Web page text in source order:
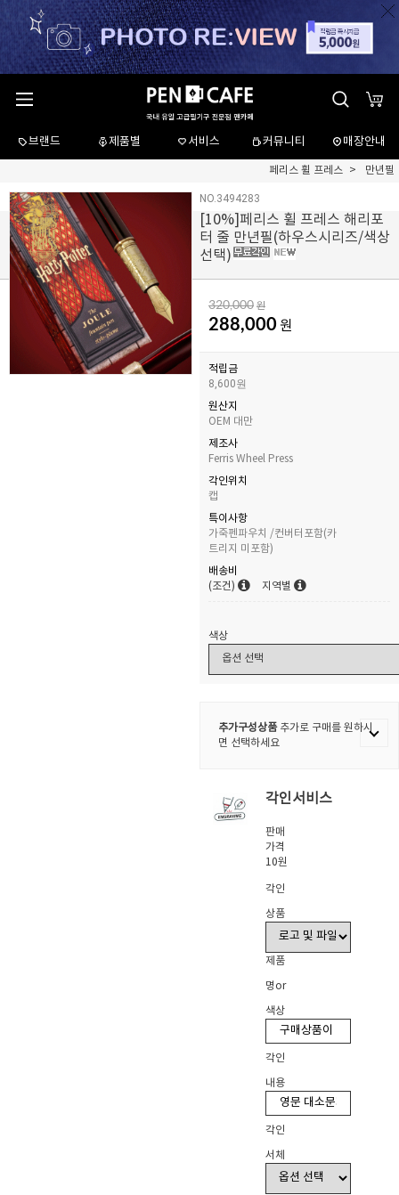
브랜드 제품별 서비스 커뮤니티 매장안내
페리스 휠 프레스 만년필
NO.3494283
[10%]페리스 휠 프레스 해리포
터 줄 만년필(하우스시리즈/색상
선택)
320,000 원
288,000 원
적립금
8,600원
원산지
OEM 대만
제조사
Ferris Wheel Press
각인위치
캡
특이사항
가죽펜파우치 /컨버터포함(카
트리지 미포함)
배송비
(조건)
지역별
색상
추가구성상품추가로 구매를 원하시
면 선택하세요
각인서비스
판매
가격
10원
각인
상품
제품
명or
색상
각인
내용
각인
서체